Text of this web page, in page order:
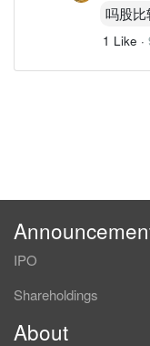
吗股
1 Like ·
IPO
Shareholdings
About